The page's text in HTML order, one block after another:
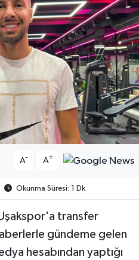
A- A+
Okunma Süresi: 1 Dk
transfer
gündeme gelen
hesabından yaptığı